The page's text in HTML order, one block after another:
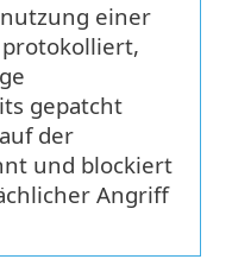
einer
gepatcht
der
und blockiert
Angriff